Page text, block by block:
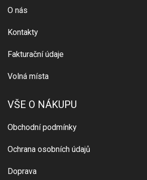
O nás
Kontakty
Fakturační údaje
Volná místa
VŠE O NÁKUPU
Obchodní podmínky
Ochrana osobních údajů
Doprava